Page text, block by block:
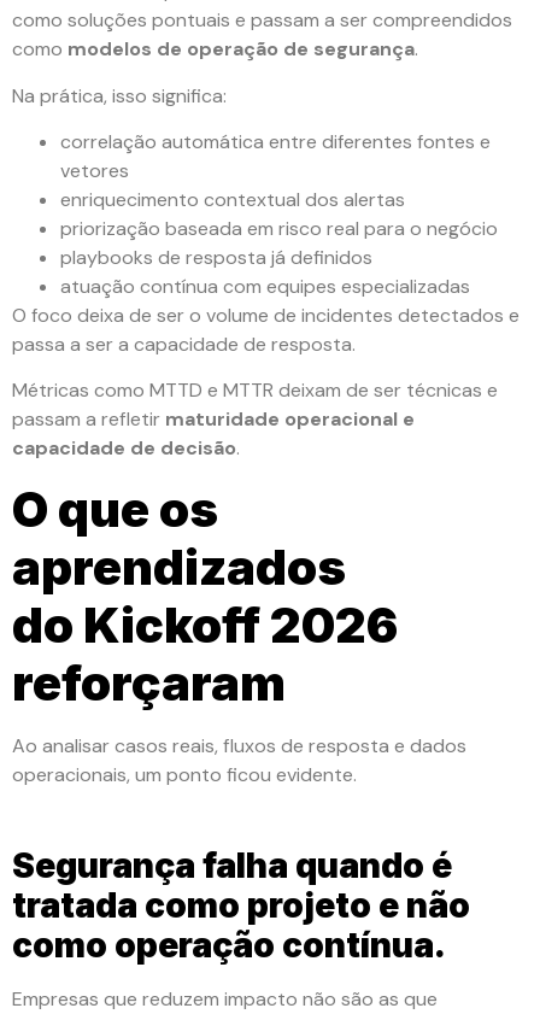
como soluções pontuais e passam a ser compreendidos
como modelos de operação de segurança.
Na prática, isso significa:
correlação automática entre diferentes fontes e
vetores
enriquecimento contextual dos alertas
priorização baseada em risco real para o negócio
playbooks de resposta já definidos
atuação contínua com equipes especializadas
O foco deixa de ser o volume de incidentes detectados e
passa a ser a capacidade de resposta.
Métricas como MTTD e MTTR deixam de ser técnicas e
passam a refletir maturidade operacional e
capacidade de decisão.
O que os
aprendizados
do Kickoff 2026
reforçaram
Ao analisar casos reais, fluxos de resposta e dados
operacionais, um ponto ficou evidente.
Segurança falha quando é
tratada como projeto e não
como operação contínua.
Empresas que reduzem impacto não são as que